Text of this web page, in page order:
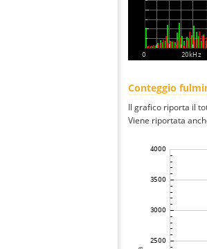
Conteggio
Il grafico riporta il
Viene riportata